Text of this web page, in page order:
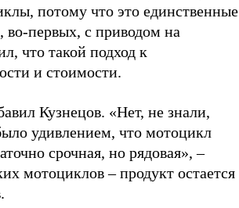
потому что это единственные
во-первых, с приводом на
что такой подход к
и стоимости.
Кузнецов. «Нет, не знали,
удивлением, что мотоцикл
срочная, но рядовая», –
мотоциклов – продукт остается